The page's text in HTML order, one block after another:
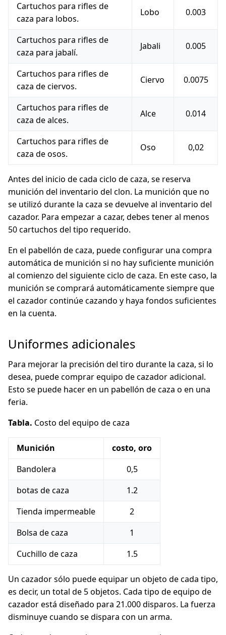
Cartuchos para rifles de
caza para lobos.
Lobo 0.003
Cartuchos para rifles de
caza para jabalí.
Jabali 0.005
Cartuchos para rifles de
caza de ciervos.
Ciervo 0.0075
Cartuchos para rifles de
caza de alces.
Alce 0.014
Cartuchos para rifles de
caza de osos.
Oso 0,02
Antes del inicio de cada ciclo de caza, se reserva
munición del inventario del clon. La munición que no
se utilizó durante la caza se devuelve al inventario del
cazador. Para empezar a cazar, debes tener al menos
50 cartuchos del tipo requerido.
En el pabellón de caza, puede configurar una compra
automática de munición si no hay suficiente munición
al comienzo del siguiente ciclo de caza. En este caso, la
munición se comprará automáticamente siempre que
el cazador continúe cazando y haya fondos suficientes
en la cuenta.
Uniformes adicionales
Para mejorar la precisión del tiro durante la caza, si lo
desea, puede comprar equipo de cazador adicional.
Esto se puede hacer en un pabellón de caza o en una
feria.
Tabla. Costo del equipo de caza
Munición
costo, oro
Bandolera
0,5
botas de caza
1.2
Tienda impermeable
2
Bolsa de caza
1
Cuchillo de caza
1.5
Un cazador sólo puede equipar un objeto de cada tipo,
es decir, un total de 5 objetos. Cada tipo de equipo de
cazador está diseñado para 21.000 disparos. La fuerza
disminuye cuando se dispara con un arma.